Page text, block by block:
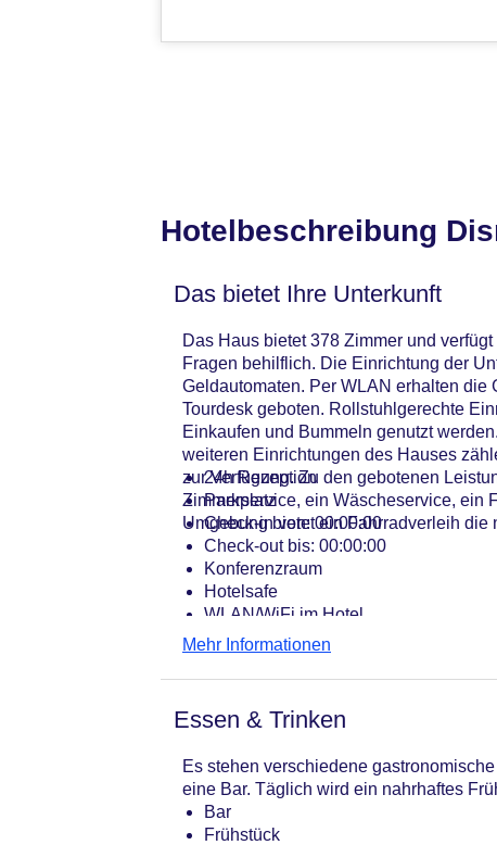
Hotelbeschreibung
Das bietet Ihre Unterkunft
Das Haus bietet 378 Zimmer und
Fragen behilflich. Die Einrichtung der
Geldautomaten. Per WLAN erhalten die
Tourdesk geboten. Rollstuhlgerechte
Einkaufen und Bummeln genutzt
weiteren Einrichtungen des Hauses
zur Verfügung. Zu den gebotenen
Zimmerservice, ein Wäscheservice, ein
Umgebung bietet ein Fahrradverleih die
24h Rezeption
Parkplatz
Check-in von: 00:00:00
Check-out bis: 00:00:00
Konferenzraum
Hotelsafe
WLAN/WiFi im Hotel
Lift
Anzahl der Aufzüge: 1
Gesamtanzahl der Zimmer: 378
Zahlungsarten: American Express,
Landeskategorie: 4 Sterne
Mehr Informationen
Essen & Trinken
Es stehen verschiedene
eine Bar. Täglich wird ein nahrhaftes
Bar
Frühstück